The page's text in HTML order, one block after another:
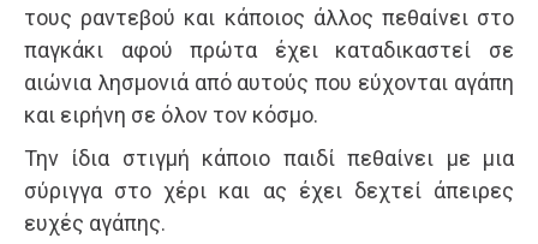
τους ραντεβού και κάποιος άλλος πεθαίνει στο
παγκάκι αφού πρώτα έχει καταδικαστεί σε
αιώνια λησμονιά από αυτούς που εύχονται αγάπη
και ειρήνη σε όλον τον κόσμο.
Την ίδια στιγμή κάποιο παιδί πεθαίνει με μια
σύριγγα στο χέρι και ας έχει δεχτεί άπειρες
ευχές αγάπης.